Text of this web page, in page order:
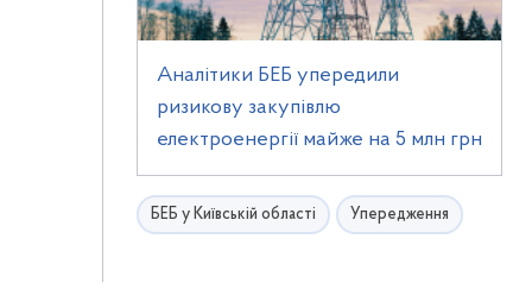
Аналітики БЕБ упередили
ризикову закупівлю
електроенергії майже на 5 млн грн
БЕБ у Київській області Упередження